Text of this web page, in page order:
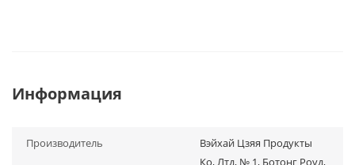
Информация
Производитель
Вэйхай Цзяя Продукты
Ко, Лтд, № 1, Ботонг Роуд,